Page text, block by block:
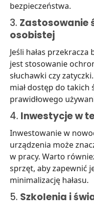
bezpieczeństwa.
3. Zastosowanie
osobistej
Jeśli hałas
jest stosowanie
słuchawki czy
miał dostęp do takich
prawidłowego
4. Inwestycje w
Inwestowanie w
urządzenia może
w pracy. Warto
sprzęt, aby zapewnić
minimalizację hałasu.
5. Szkolenia i